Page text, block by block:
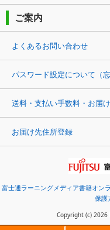
ご案内
よくあるお問い合わせ
パスワード設定について（
送料・支払い手数料・お届
お届け先住所登録
富士通ラーニングメディア書籍オン
保護
Copyright (c) 2026